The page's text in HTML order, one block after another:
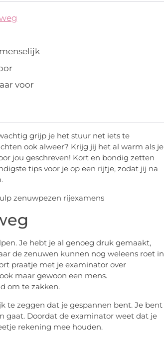
voor
grijp je het stuur net iets te
ook alweer? Krijg jij het al warm als je
jou geschreven! Kort en bondig zetten
tips voor je op een rijtje, zodat jij na
Je hebt je al genoeg druk gemaakt,
de zenuwen kunnen nog weleens roet in
praatje met je examinator over
maar gewoon een mens.
om te zakken.
te zeggen dat je gespannen bent. Je bent
gaat. Doordat de examinator weet dat je
rekening mee houden.